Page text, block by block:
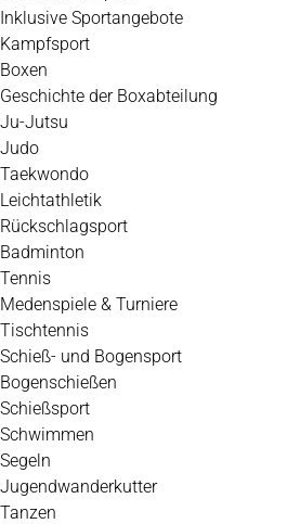
Inklusive Sportangebote
Kampfsport
Boxen
Geschichte der Boxabteilung
Ju-Jutsu
Judo
Taekwondo
Leichtathletik
Rückschlagsport
Badminton
Tennis
Medenspiele & Turniere
Tischtennis
Schieß- und Bogensport
Bogenschießen
Schießsport
Schwimmen
Segeln
Jugendwanderkutter
Tanzen